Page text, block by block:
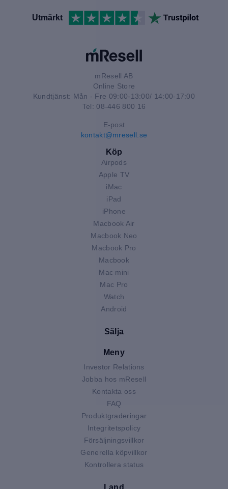
Utmärkt
mResell AB
Online Store
Kundtjänst: Mån - Fre 09:00-13:00/ 14:00-17:00
Tel: 08-446 800 16
E-post
kontakt@mresell.se
Köp
Airpods
Apple TV
iMac
iPad
iPhone
Macbook Air
Macbook Neo
Macbook Pro
Macbook
Mac mini
Mac Pro
Watch
Android
Sälja
Meny
Investor Relations
Jobba hos mResell
Kontakta oss
FAQ
Produktgraderingar
Integritetspolicy
Försäljningsvillkor
Generella köpvillkor
Kontrollera status
Land